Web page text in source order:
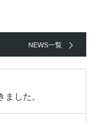
NEWS一覧
した。